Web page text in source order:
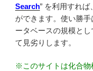
Search” を利用すれ
ができます。使い勝
ータベースの規模と
て見劣りします。
※このサイトは化合物